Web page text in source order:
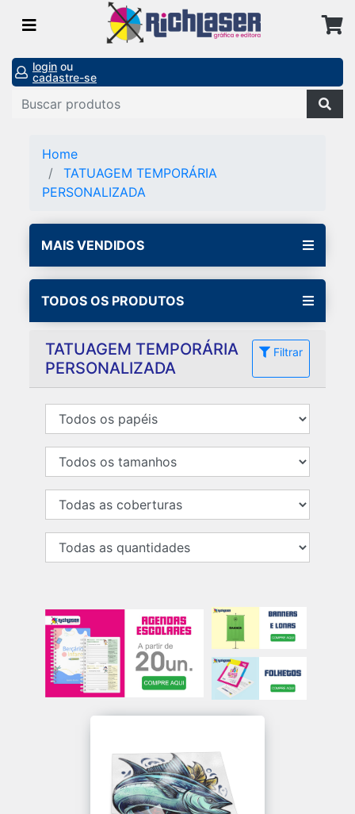
login ou
cadastre-se
Home
TATUAGEM TEMPORÁRIA
PERSONALIZADA
MAIS VENDIDOS
TODOS OS PRODUTOS
TATUAGEM TEMPORÁRIA
PERSONALIZADA
Filtrar